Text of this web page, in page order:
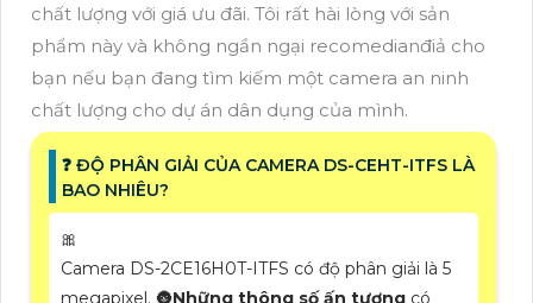
chất lượng với giá ưu đãi. Tôi rất hài lòng với sản
phẩm này và không ngần ngại recomedianđiả cho
bạn nếu bạn đang tìm kiếm một camera an ninh
chất lượng cho dự án dân dụng của mình.
❓ ĐỘ PHÂN GIẢI CỦA CAMERA DS-CEHT-ITFS LÀ
BAO NHIÊU?
🎀
Camera DS-2CE16H0T-ITFS có độ phân giải là 5
megapixel. 🌚Những thông số ấn tượng có